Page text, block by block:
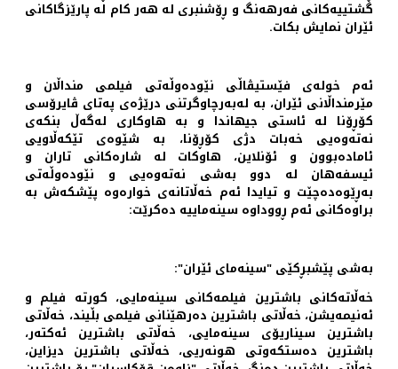
گشتییەکانی فەرهەنگ و ڕۆشنبری لە هەر کام لە پارێزگاکانی
ئێران نمایش بکات.
ئەم خولەی فێستیڤاڵی نێودەوڵەتی فیلمی منداڵان و
مێرمنداڵانی ئێران، بە لەبەرچاوگرتنی درێژەی پەتای ڤایرۆسی
کۆڕۆنا لە ئاستی جیهاندا و بە هاوکاری لەگەڵ بنکەی
نەتەوەیی خەبات دژی کۆڕۆنا، بە شێوەی تێکەڵاویی
ئامادەبوون و ئۆنلاین، هاوکات لە شارەکانی تاران و
ئیسفەهان لە دوو بەشی نەتەوەیی و نێودەوڵەتی
بەڕێوەدەچێت و تیایدا ئەم خەڵاتانەی خوارەوە پێشکەش بە
براوەکانی ئەم ڕووداوە سینەماییە دەکرێت:
بەشی پێشبڕکێی "سینەمای ئێران":
خەڵاتەکانی باشترین فیلمەکانی سینەمایی، کورتە فیلم و
ئەنیمەیشن، خەڵاتی باشترین دەرهێنانی فیلمی بڵیند، خەڵاتی
باشترین سیناریۆی سینەمایی، خەڵاتی باشترین ئەکتەر،
باشترین دەستکەوتی هونەریی، خەڵاتی باشترین دیزاین،